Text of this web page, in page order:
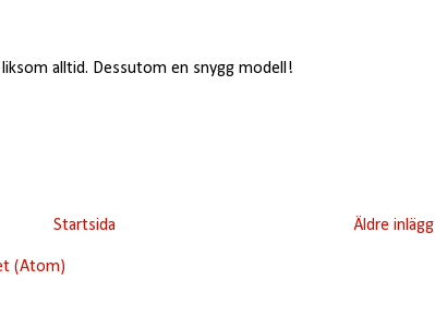
alltid. Dessutom en snygg modell!
Äldre inlägg
Startsida
(Atom)